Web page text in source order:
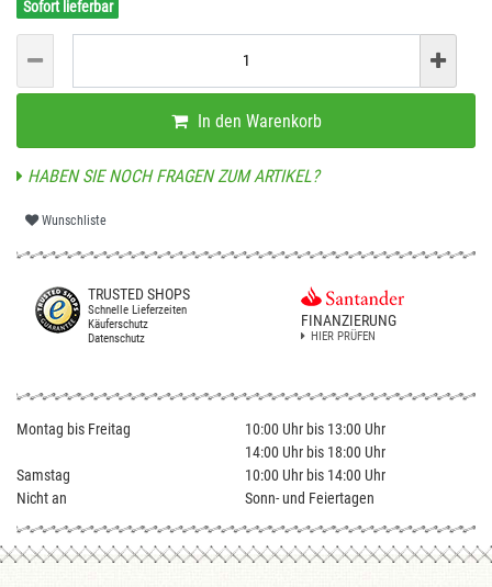
Sofort lieferbar
In den Warenkorb
HABEN SIE NOCH FRAGEN ZUM ARTIKEL?
Wunschliste
TRUSTED SHOPS
Schnelle Lieferzeiten
Käuferschutz
Datenschutz
FINANZIERUNG
HIER PRÜFEN
Montag bis Freitag
10:00 Uhr bis 13:00 Uhr
14:00 Uhr bis 18:00 Uhr
Samstag
10:00 Uhr bis 14:00 Uhr
Nicht an
Sonn- und Feiertagen